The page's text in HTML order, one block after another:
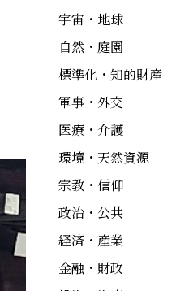
宇宙・地球
自然・庭園
標準化・知的財産
軍事・外交
医療・介護
環境・天然資源
宗教・信仰
政治・公共
経済・産業
金融・財政